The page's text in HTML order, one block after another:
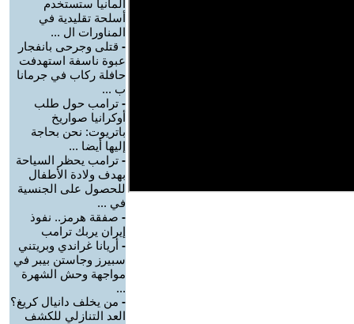
ألمانيا ستستخدم
أسلحة تقليدية في
المناورات ال ...
- قتلى وجرحى بانفجار
عبوة ناسفة استهدفت
حافلة ركاب في جرمانا
ب ...
- ترامب حول طلب
أوكرانيا صواريخ
باتريوت: نحن بحاجة
إليها أيضا ...
- ترامب يحظر السياحة
بهدف ولادة الأطفال
للحصول على الجنسية
في ...
- صفقة هرمز.. نفوذ
إيران يربك ترامب
- أريانا غراندي وبريتني
سبيرز وجاستن بيبر في
مواجهة وحش الشهرة
...
- من يخلف دانيال كريغ؟
العد التنازلي للكشف